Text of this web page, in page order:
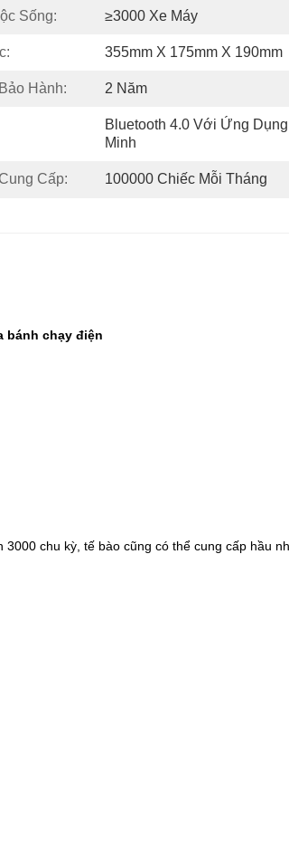
Sống: ≥3000 Xe Máy
355mm X 175mm X 190mm
Hành: 2 Năm
Bluetooth 4.0 Với Ứng
Minh
Cấp: 100000 Chiếc Mỗi Tháng
bánh chạy điện
chu kỳ, tế bào cũng có thể cung cấp hầu